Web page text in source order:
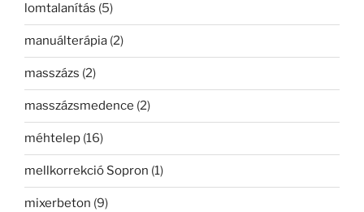
lomtalanítás (5)
manuálterápia (2)
masszázs (2)
masszázsmedence (2)
méhtelep (16)
mellkorrekció Sopron (1)
mixerbeton (9)